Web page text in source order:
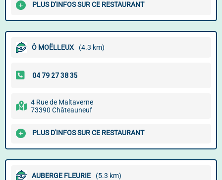
PLUS D'INFOS SUR CE RESTAURANT
Ô MOËLLEUX (4.3 km)
4 Rue de Maltaverne
73390 Châteauneuf
PLUS D'INFOS SUR CE RESTAURANT
AUBERGE FLEURIE (5.3 km)